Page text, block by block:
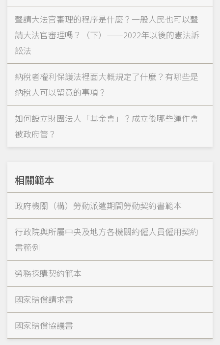
聲請大法官審理的程序是什麼？一般人民也可以聲
請大法官審理嗎？（下）——2022年以後的憲法訴
訟法
納稅者權利保護法裡面大概規定了什麼？有哪些是
納稅人可以留意的事項？
如何設立財團法人「基金會」？成立後哪些運作會
被政府管？
相關範本
政府機關（構）勞動派遣期間勞動契約書範本
行政院與所屬中央及地方各機關約僱人員僱用契約
書範例
勞務採購契約範本
國家賠償請求書
國家賠償協議書